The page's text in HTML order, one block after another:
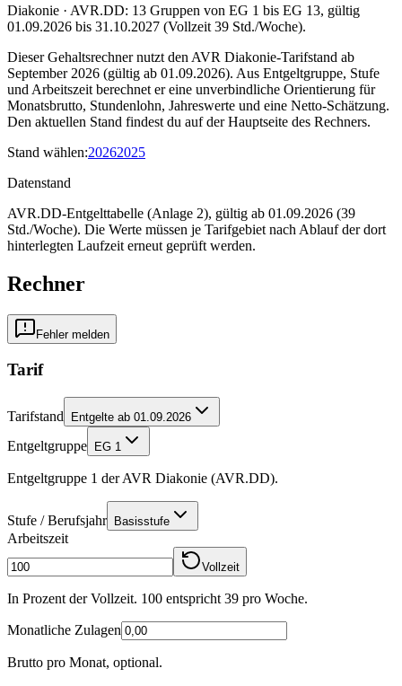
Diakonie · AVR.DD: 13 Gruppen von EG 1 bis EG 13, gültig
01.09.2026 bis 31.10.2027 (Vollzeit 39 Std./Woche).
Dieser Gehaltsrechner nutzt den AVR Diakonie-Tarifstand ab
September 2026 (gültig ab 01.09.2026). Aus Entgeltgruppe, Stufe
und Arbeitszeit berechnet er eine unverbindliche Orientierung für
Monatsbrutto, Stundenlohn, Jahreswerte und eine Netto-Schätzung.
Den aktuellen Stand findest du auf der Hauptseite des Rechners.
Stand wählen:20262025
Datenstand
AVR.DD-Entgelttabelle (Anlage 2), gültig ab 01.09.2026 (39
Std./Woche). Die Werte müssen je Tarifgebiet nach Ablauf der dort
hinterlegten Laufzeit erneut geprüft werden.
Rechner
Fehler melden
Tarif
Tarifstand Entgelte ab 01.09.2026
Entgeltgruppe EG 1
Entgeltgruppe 1 der AVR Diakonie (AVR.DD).
Stufe / Berufsjahr Basisstufe
Arbeitszeit
Vollzeit
In Prozent der Vollzeit. 100 entspricht 39 pro Woche.
Monatliche Zulagen
Brutto pro Monat, optional.